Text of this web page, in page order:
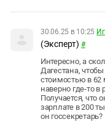
30.06.25 в 10:25
(Эксперт) #
Интересно, а
Дагестана,
стоимостью в 62
наверно где-то
Получается, что
зарплате в 200
он госсекретарь?